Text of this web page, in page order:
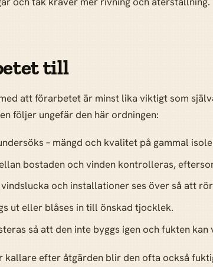
till
att förarbetet är minst lika viktigt som
följer ungefär den här ordningen:
– mängd och kvalitet på gammal
bostaden och vinden kontrolleras,
och installationer ses över så att
ut eller blåses in till önskad tjocklek.
så att den inte byggs igen och fukten kan
kallare efter åtgärden blir den ofta också